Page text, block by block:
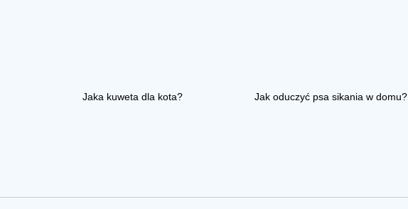
Jaka kuweta dla kota? Jak oduczyć psa sikania w domu?